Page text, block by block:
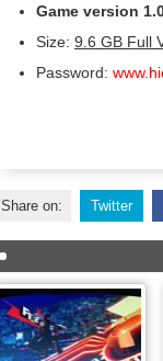
Game version
Size: 9.6 GB Full
Password:
Share on: Twitter